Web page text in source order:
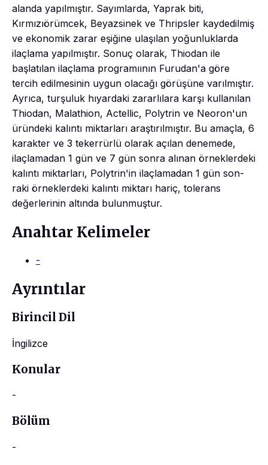
alanda yapılmıştır. Sayımlarda, Yaprak biti,
Kırmızıörümcek, Beyazsinek ve Thripsler kaydedilmiş
ve ekonomik zarar eşiğine ulaşılan yoğunluklarda
ilaçlama yapılmıştır. Sonuç olarak, Thiodan ile
başlatılan ilaçlama programıının Furudan'a göre
tercih edilmesinin uygun olacağı görüşüne varılmıştır.
Ayrıca, turşuluk hıyardaki zararlılara karşı kullanılan
Thiodan, Malathion, Actellic, Polytrin ve Neoron'un
üründeki kalıntı miktarları araştırılmıştır. Bu amaçla, 6
karakter ve 3 tekerrürlü olarak açılan denemede,
ilaçlamadan 1 gün ve 7 gün sonra alınan örneklerdeki
kalıntı miktarları, Polytrin'in ilaçlamadan 1 gün son-
raki örneklerdeki kalıntı miktarı hariç, tolerans
değerlerinin altında bulunmuştur.
Anahtar Kelimeler
-
Ayrıntılar
Birincil Dil
İngilizce
Konular
-
Bölüm
-